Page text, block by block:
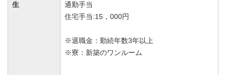
生
通勤手当
住宅手当:15，000円
※退職金：勤続年数3年以上
※寮：新築のワンルーム